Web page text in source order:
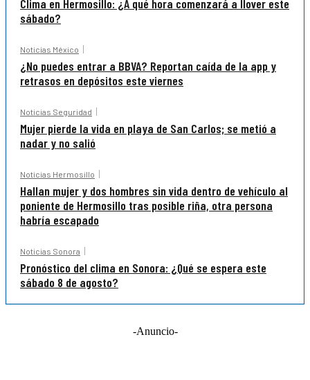
Clima en Hermosillo: ¿A qué hora comenzará a llover este
sábado?
Noticias México
¿No puedes entrar a BBVA? Reportan caída de la app y
retrasos en depósitos este viernes
Noticias Seguridad
Mujer pierde la vida en playa de San Carlos; se metió a
nadar y no salió
Noticias Hermosillo
Hallan mujer y dos hombres sin vida dentro de vehículo al
poniente de Hermosillo tras posible riña, otra persona
habría escapado
Noticias Sonora
Pronóstico del clima en Sonora: ¿Qué se espera este
sábado 8 de agosto?
-Anuncio-